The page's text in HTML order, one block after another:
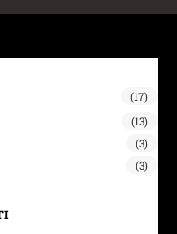
(17)
(13)
(3)
(3)